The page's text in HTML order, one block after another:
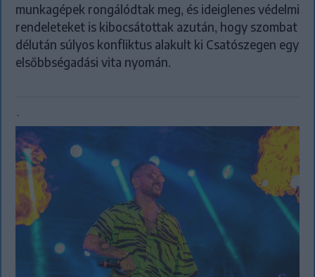
munkagépek rongálódtak meg, és ideiglenes védelmi
rendeleteket is kibocsátottak azután, hogy szombat
délután súlyos konfliktus alakult ki Csatószegen egy
elsőbbségadási vita nyomán.
`